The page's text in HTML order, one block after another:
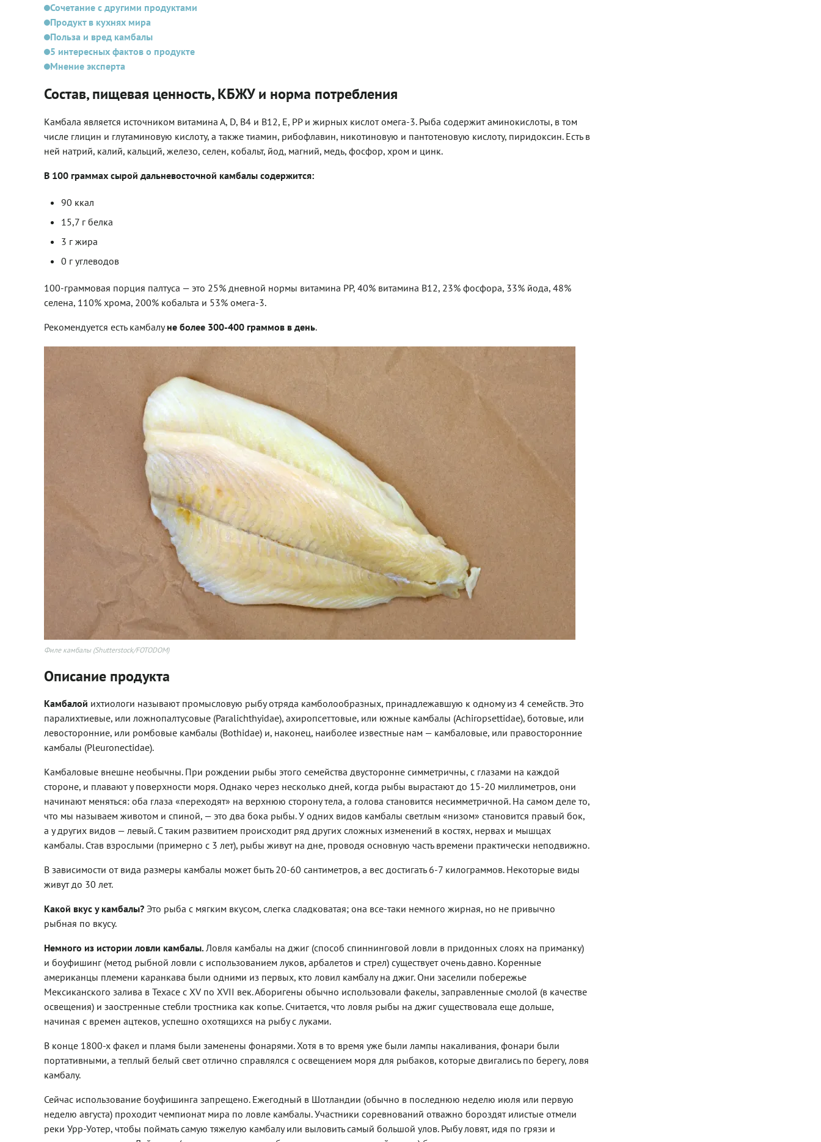
Сочетание с другими продуктами
Продукт в кухнях мира
Польза и вред камбалы
5 интересных фактов о продукте
Мнение эксперта
Состав, пищевая ценность, КБЖУ и норма потребления
Камбала является источником витамина А, D, В4 и В12, Е, РР и жирных кислот омега-3. Рыба содержит аминокислоты, в том
числе глицин и глутаминовую кислоту, а также тиамин, рибофлавин, никотиновую и пантотеновую кислоту, пиридоксин. Есть в
ней натрий, калий, кальций, железо, селен, кобальт, йод, магний, медь, фосфор, хром и цинк.
В 100 граммах сырой дальневосточной камбалы содержится:
90 ккал
15,7 г белка
3 г жира
0 г углеводов
100-граммовая порция палтуса — это 25% дневной нормы витамина РР, 40% витамина В12, 23% фосфора, 33% йода, 48%
селена, 110% хрома, 200% кобальта и 53% омега-3.
Рекомендуется есть камбалуне более 300-400 граммов в день.
Филе камбалы (Shutterstock/FOTODOM)
Описание продукта
Камбалой ихтиологи называют промысловую рыбу отряда камболообразных, принадлежавшую к одному из 4 семейств. Это
паралихтиевые, или ложнопалтусовые (Paralichthyidae), ахиропсеттовые, или южные камбалы (Achiropsettidae), ботовые, или
левосторонние, или ромбовые камбалы (Bothidae) и, наконец, наиболее известные нам — камбаловые, или правосторонние
камбалы (Pleuronectidae).
Камбаловые внешне необычны. При рождении рыбы этого семейства двусторонне симметричны, с глазами на каждой
стороне, и плавают у поверхности моря. Однако через несколько дней, когда рыбы вырастают до 15-20 миллиметров, они
начинают меняться: оба глаза «переходят» на верхнюю сторону тела, а голова становится несимметричной. На самом деле то,
что мы называем животом и спиной, — это два бока рыбы. У одних видов камбалы светлым «низом» становится правый бок,
а у других видов — левый. С таким развитием происходит ряд других сложных изменений в костях, нервах и мышцах
камбалы. Став взрослыми (примерно с 3 лет), рыбы живут на дне, проводя основную часть времени практически неподвижно.
В зависимости от вида размеры камбалы может быть 20-60 сантиметров, а вес достигать 6-7 килограммов. Некоторые виды
живут до 30 лет.
Какой вкус у камбалы? Это рыба с мягким вкусом, слегка сладковатая; она все-таки немного жирная, но не привычно
рыбная по вкусу.
Немного из истории ловли камбалы.Ловля камбалы на джиг (способ спиннинговой ловли в придонных слоях на приманку)
и боуфишинг (метод рыбной ловли с использованием луков, арбалетов и стрел) существует очень давно. Коренные
американцы племени каранкава были одними из первых, кто ловил камбалу на джиг. Они заселили побережье
Мексиканского залива в Техасе с XV по XVII век. Аборигены обычно использовали факелы, заправленные смолой (в качестве
освещения) и заостренные стебли тростника как копье. Считается, что ловля рыбы на джиг существовала еще дольше,
начиная с времен ацтеков, успешно охотящихся на рыбу с луками.
В конце 1800-х факел и пламя были заменены фонарями. Хотя в то время уже были лампы накаливания, фонари были
портативными, а теплый белый свет отлично справлялся с освещением моря для рыбаков, которые двигались по берегу, ловя
камбалу.
Сейчас использование боуфишинга запрещено. Ежегодный в Шотландии (обычно в последнюю неделю июля или первую
неделю августа) проходит чемпионат мира по ловле камбалы. Участники соревнований отважно бороздят илистые отмели
реки Урр-Уотер, чтобы поймать самую тяжелую камбалу или выловить самый большой улов. Рыбу ловят, идя по грязи и